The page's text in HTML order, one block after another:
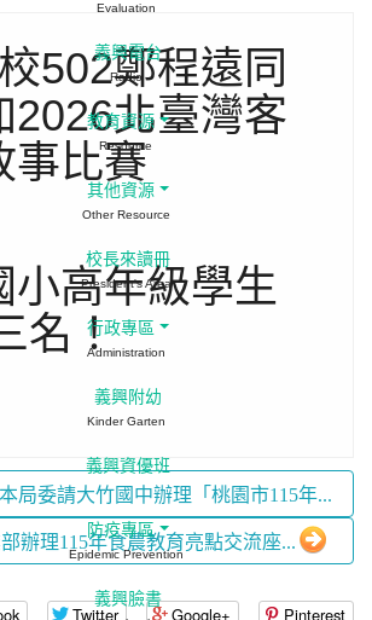
502鄭程遠同
2026北臺灣客
事比賽
小高年級學生
名！
局委請大竹國中辦理「桃園市115年...
辦理115年食農教育亮點交流座...
Twitter Google+ Pinterest
Evaluation
義興電台
Radio
教育資源
Resource
其他資源
Other Resource
校長來讀冊
President's Area
行政專區
Administration
義興附幼
Kinder Garten
義興資優班
防疫專區
Epidemic Prevention
義興臉書